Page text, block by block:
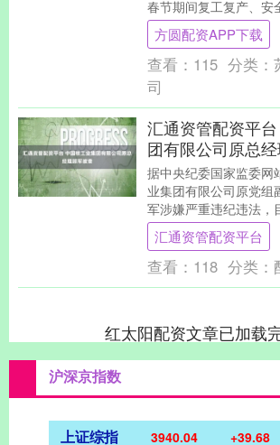
春节期间复工复产、安
慰问一线员工，向他们
春祝福。他....
方圆配资APP下载
查看： 115 分类：
司
汇通资管配资平
团有限公司原总
据中央纪委国家监委网
业集团有限公司原党组
军涉嫌严重违纪违法，
委国家监委纪律审查和
一财经广告合....
汇通资管配资平台
查看： 118 分类：
红太阳配资文章已加载
沪深京指数
上证综指 3940.04 +39.68